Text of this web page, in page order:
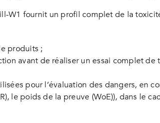
W1 fournit un profil complet de la
produits ;
avant de réaliser un essai complet
pour l’évaluation des dangers, en
le poids de la preuve (WoE)), dans le